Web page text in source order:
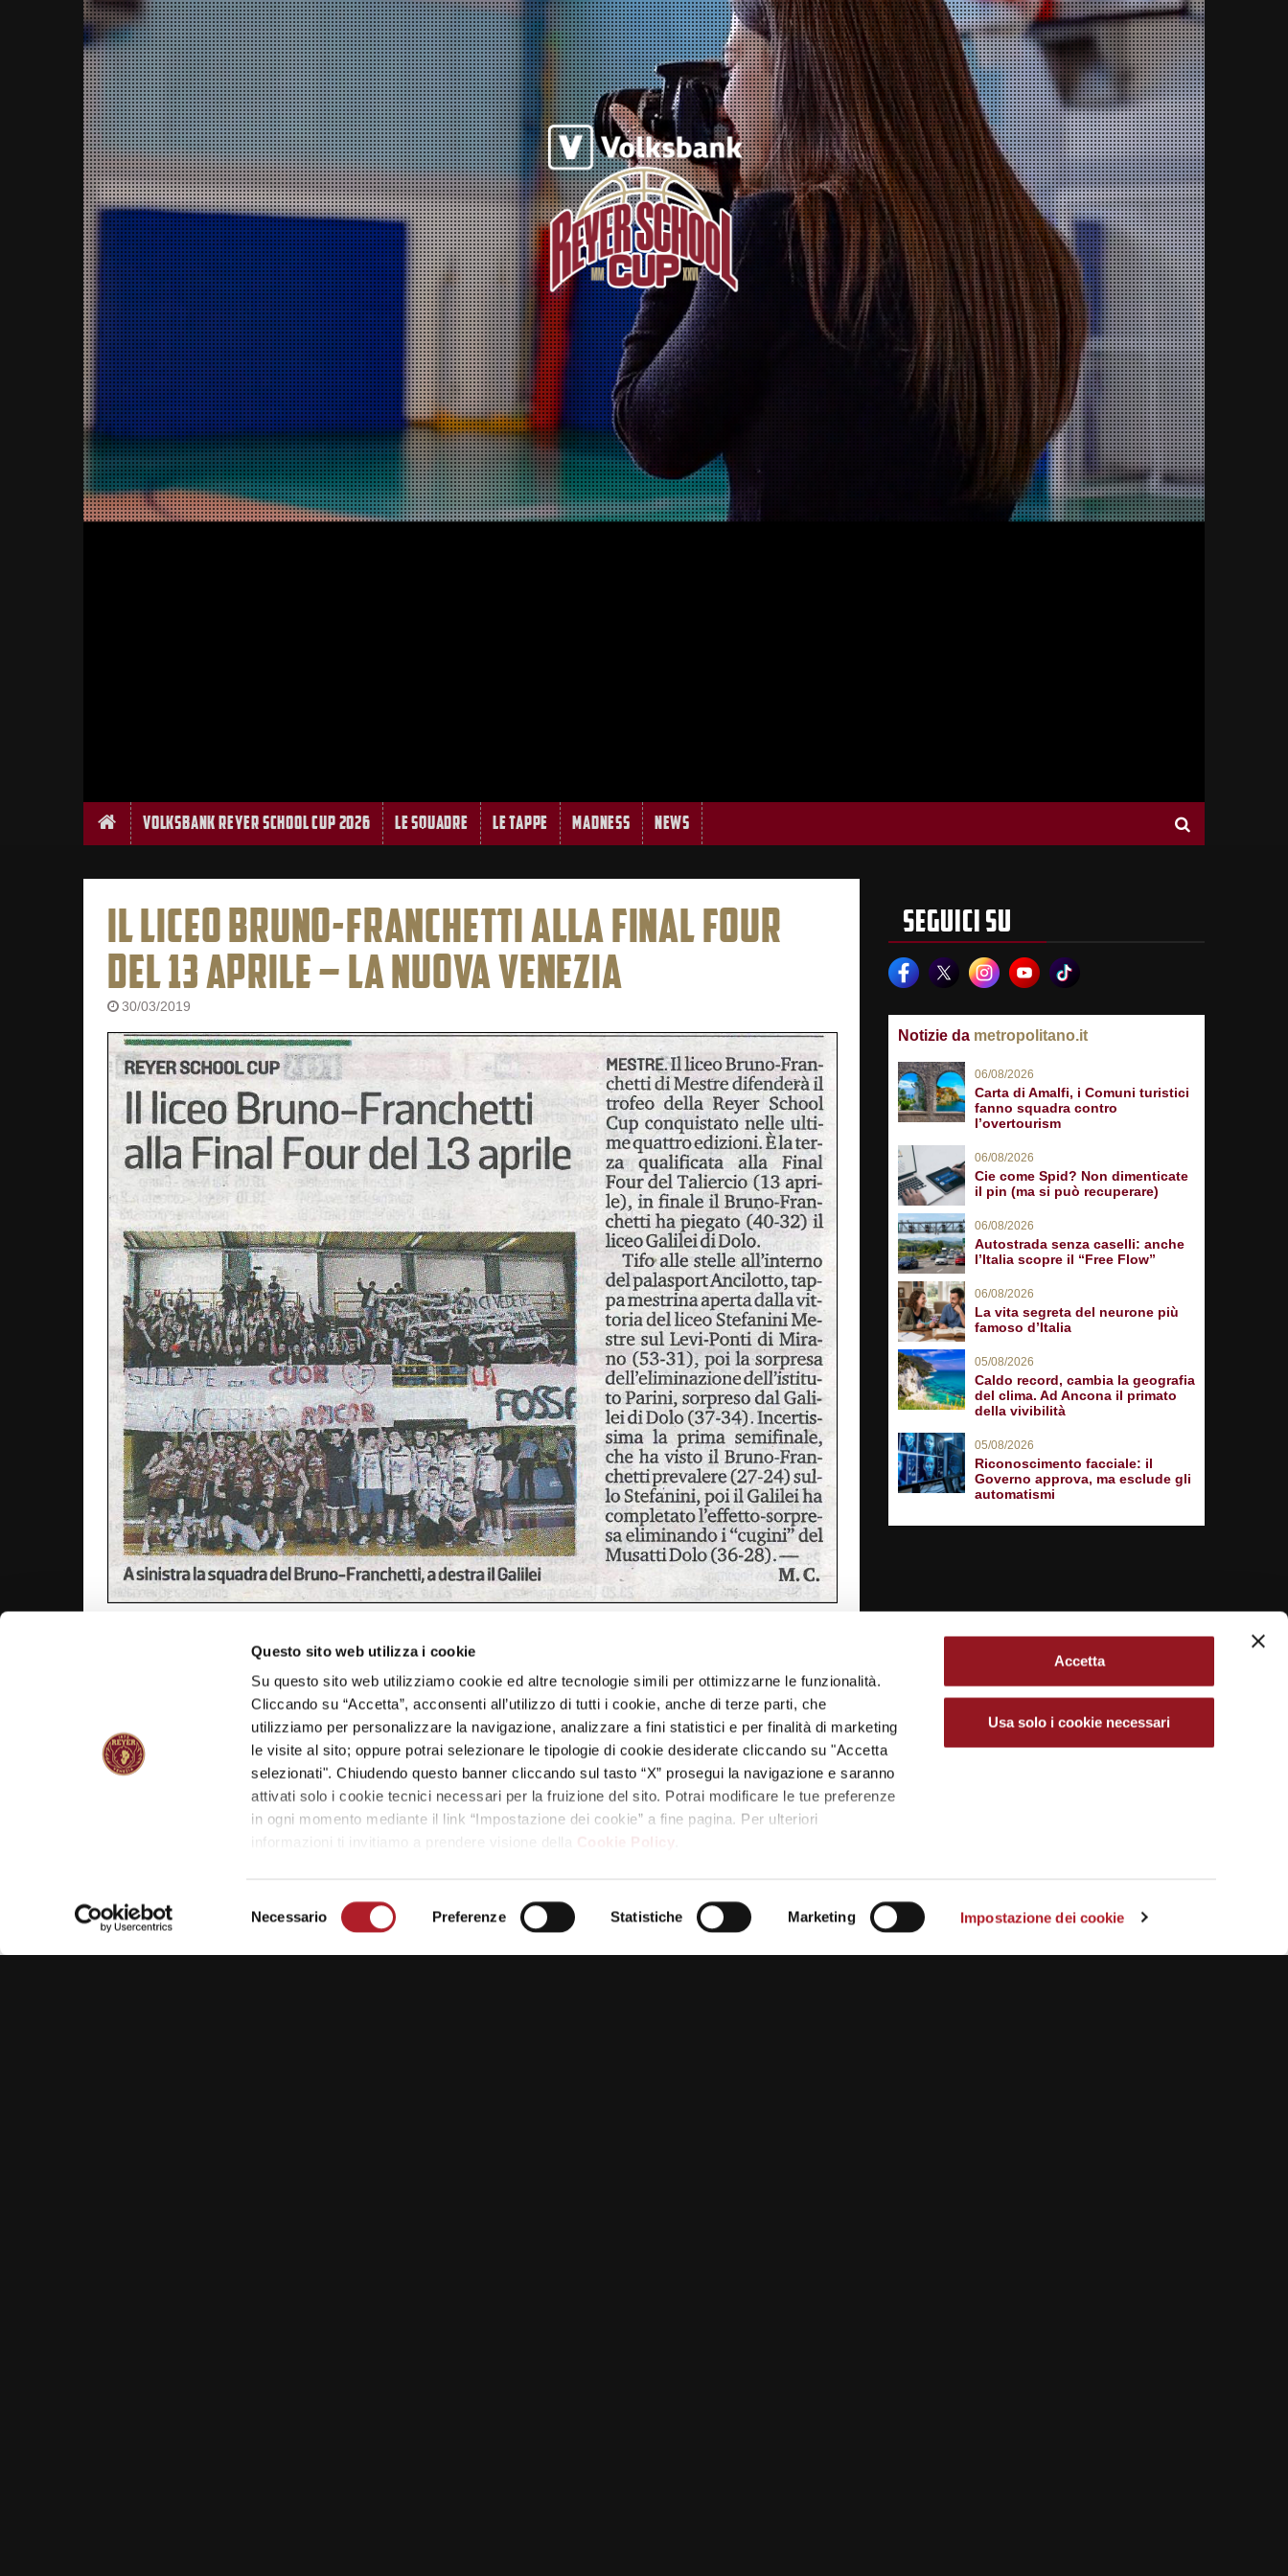
Questo sito web utilizza i cookie
Su questo sito web utilizziamo cookie ed altre tecnologie simili per ottimizzarne le funzionalità.
Cliccando su “Accetta”, acconsenti all’utilizzo di tutti i cookie, anche di terze parti, che
utilizziamo per personalizzare la navigazione, analizzare a fini statistici e per finalità di marketing
le visite al sito; oppure potrai selezionare le tipologie di cookie desiderate cliccando su "Accetta
selezionati". Chiudendo questo banner cliccando sul tasto “X” prosegui la navigazione e saranno
attivati solo i cookie tecnici necessari per la fruizione del sito. Potrai modificare le tue preferenze
in ogni momento mediante il link “Impostazione dei cookie” a fine pagina. Per ulteriori
Cookie Policy
del
Necessario Preferenze Statistiche Marketing Impostazione dei cookie
Accetta
Usa solo i cookie necessari
HomeVolksbank Reyer School Cup 2026 Le Squadre Le tappe MADNESS News
IL LICEO BRUNO-FRANCHETTI ALLA FINAL FOUR
DEL 13 APRILE – LA NUOVA VENEZIA
30/03/2019
3 di 4 – Reyer Madness RBM Mestre!
post:
Four – Il Gazzettino di Venezia
SEGUICI SU
Notizie da metropolitano.it
06/08/2026
Carta di Amalfi, i Comuni turistici
fanno squadra contro
l’overtourism
06/08/2026
Cie come Spid? Non dimenticate
il pin (ma si può recuperare)
06/08/2026
Autostrada senza caselli: anche
l’Italia scopre il “Free Flow”
06/08/2026
La vita segreta del neurone più
famoso d’Italia
05/08/2026
Caldo record, cambia la geografia
del clima. Ad Ancona il primato
della vivibilità
05/08/2026
Riconoscimento facciale: il
Governo approva, ma esclude gli
automatismi